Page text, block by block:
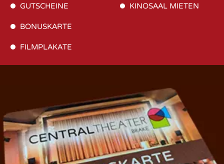
GUTSCHEINE
BONUSKARTE
FILMPLAKATE
KINOSAAL MIETEN